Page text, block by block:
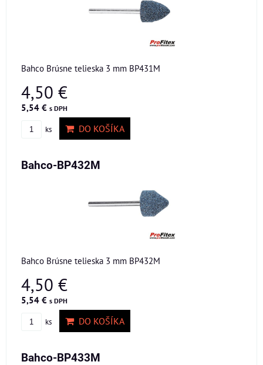
Bahco Brúsne telieska 3 mm BP431M
4,50 €
5,54 € s DPH
ks DO KOŠÍKA
Bahco-BP432M
Bahco Brúsne telieska 3 mm BP432M
4,50 €
5,54 € s DPH
ks DO KOŠÍKA
Bahco-BP433M